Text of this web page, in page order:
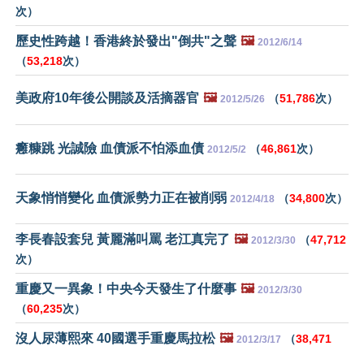
次）
歷史性跨越！香港終於發出"倒共"之聲 🖼️ 2012/6/14
（53,218次）
美政府10年後公開談及活摘器官 🖼️ 2012/5/26 （51,786次）
癰糠跳 光誠險 血債派不怕添血債 2012/5/2 （46,861次）
天象悄悄變化 血債派勢力正在被削弱 2012/4/18 （34,800次）
李長春設套兒 黃麗滿叫罵 老江真完了 🖼️ 2012/3/30 （47,712
次）
重慶又一異象！中央今天發生了什麼事 🖼️ 2012/3/30
（60,235次）
沒人尿薄熙來 40國選手重慶馬拉松 🖼️ 2012/3/17 （38,471